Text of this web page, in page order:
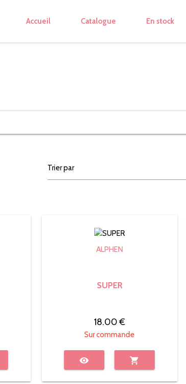
Accueil Catalogue En stock
ALPHEN
SUPER
18.00 €
Sur commande
visibility shopping_cart